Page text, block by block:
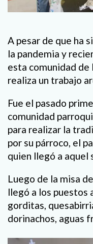
A pesar de que ha
la pandemia y
esta comunidad de
realiza un trabajo
Fue el pasado
comunidad
para realizar la
por su párroco, el
quien llegó a aquel
Luego de la misa
llegó a los puestos
gorditas,
dorinachos, aguas